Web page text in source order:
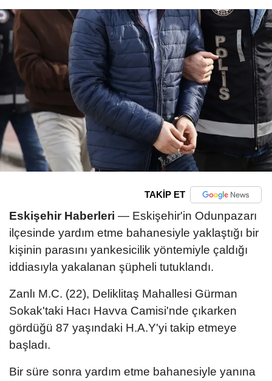
TAKİP ET
Eskişehir Haberleri — Eskişehir'in Odunpazarı
ilçesinde yardım etme bahanesiyle yaklaştığı bir
kişinin parasını yankesicilik yöntemiyle çaldığı
iddiasıyla yakalanan şüpheli tutuklandı.
Zanlı M.C. (22), Deliklitaş Mahallesi Gürman
Sokak'taki Hacı Havva Camisi'nde çıkarken
gördüğü 87 yaşındaki H.A.Y'yi takip etmeye
başladı.
Bir süre sonra yardım etme bahanesiyle yanına